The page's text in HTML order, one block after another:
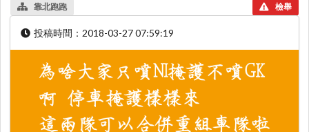
靠北跑跑 檢舉
投稿時間： 2018-03-27 07:59:19